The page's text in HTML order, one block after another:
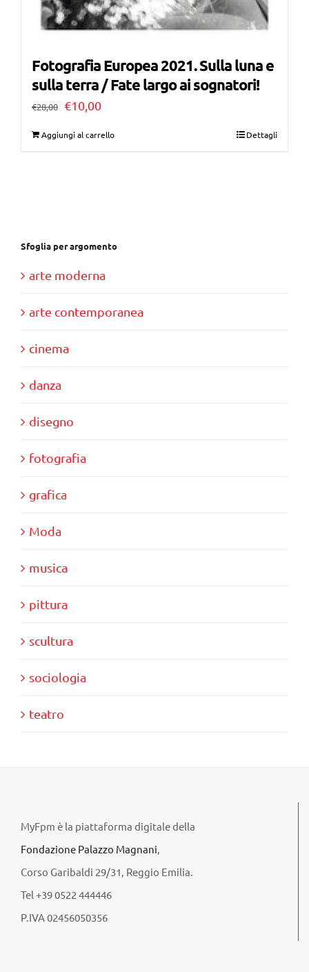
Fotografia Europea 2021. Sulla luna e
sulla terra / Fate largo ai sognatori!
€28,00 Il
€10,00Il
Aggiungi al carrello Dettagli
Sfoglia per argomento
arte moderna
arte contemporanea
cinema
danza
disegno
fotografia
grafica
Moda
musica
pittura
scultura
sociologia
teatro
MyFpm è la piattaforma digitale della
Fondazione Palazzo Magnani,
Corso Garibaldi 29/31, Reggio Emilia.
Tel +39 0522 444446
P.IVA 02456050356